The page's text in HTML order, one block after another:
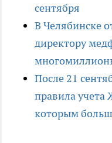
сентября
В Челябинске
директору
После 21
правила учета
которым